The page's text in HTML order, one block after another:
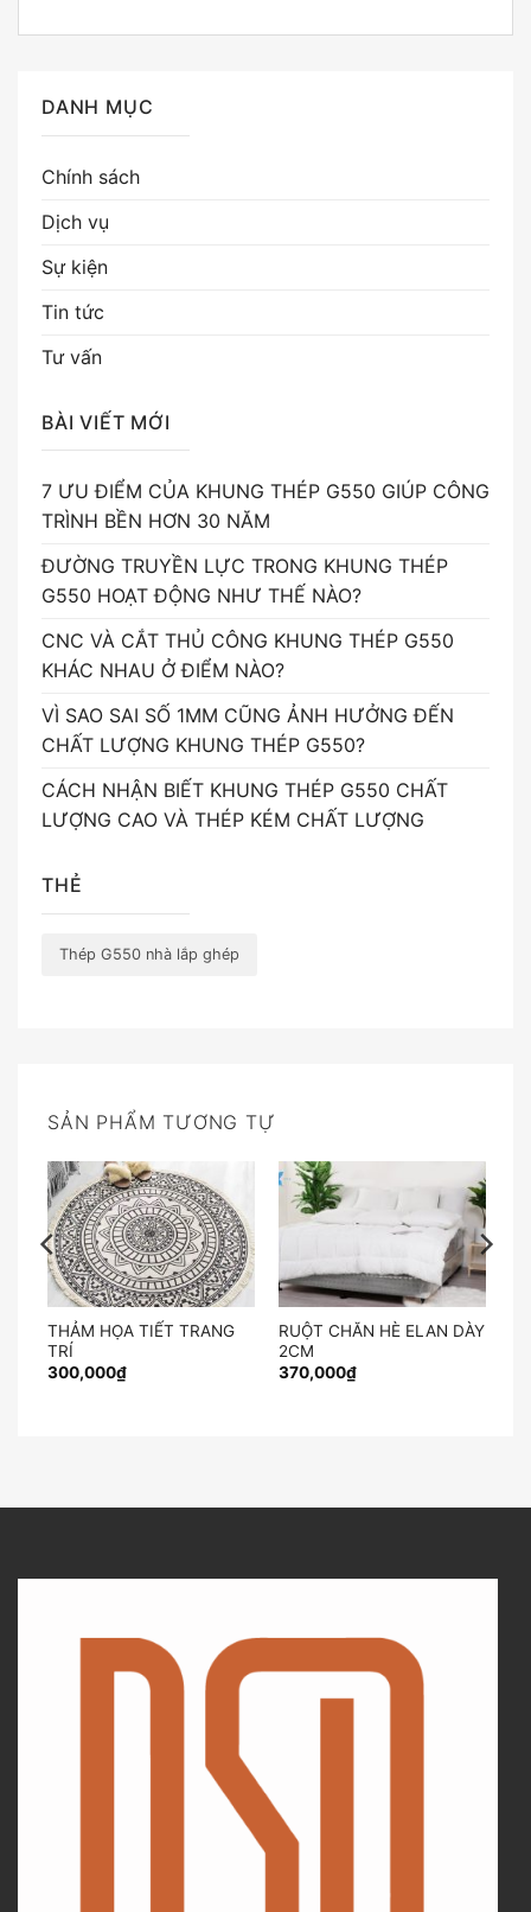
DANH MỤC
Chính sách
Dịch vụ
Sự kiện
Tin tức
Tư vấn
BÀI VIẾT MỚI
7 ƯU ĐIỂM CỦA KHUNG THÉP G550 GIÚP CÔNG
TRÌNH BỀN HƠN 30 NĂM
ĐƯỜNG TRUYỀN LỰC TRONG KHUNG THÉP
G550 HOẠT ĐỘNG NHƯ THẾ NÀO?
CNC VÀ CẮT THỦ CÔNG KHUNG THÉP G550
KHÁC NHAU Ở ĐIỂM NÀO?
VÌ SAO SAI SỐ 1MM CŨNG ẢNH HƯỞNG ĐẾN
CHẤT LƯỢNG KHUNG THÉP G550?
CÁCH NHẬN BIẾT KHUNG THÉP G550 CHẤT
LƯỢNG CAO VÀ THÉP KÉM CHẤT LƯỢNG
THẺ
Thép G550 nhà lắp ghép
SẢN PHẨM TƯƠNG TỰ
THẢM HỌA TIẾT TRANG
TRÍ
300,000₫
RUỘT CHĂN HÈ ELAN DÀY
2CM
370,000₫